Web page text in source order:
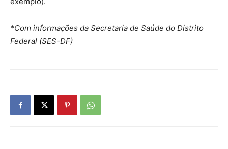
*Com informações da Secretaria de Saúde do Distrito
Federal (SES-DF)